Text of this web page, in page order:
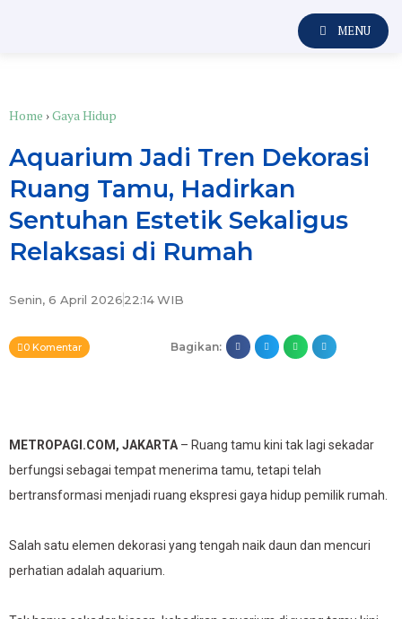
MENU
Home ›Gaya Hidup
Aquarium Jadi Tren Dekorasi
Ruang Tamu, Hadirkan
Sentuhan Estetik Sekaligus
Relaksasi di Rumah
Senin, 6 April 202622:14WIB
0 Komentar Bagikan:
METROPAGI.COM, JAKARTA – Ruang tamu kini tak lagi sekadar
berfungsi sebagai tempat menerima tamu, tetapi telah
bertransformasi menjadi ruang ekspresi gaya hidup pemilik rumah.
Salah satu elemen dekorasi yang tengah naik daun dan mencuri
perhatian adalah aquarium.